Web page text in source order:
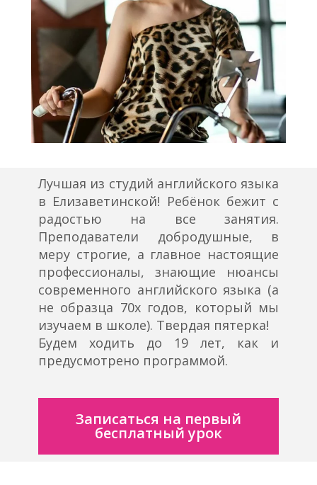
Лучшая из студий английского языка
в Елизаветинской! Ребёнок бежит с
радостью на все занятия.
Преподаватели добродушные, в
меру строгие, а главное настоящие
профессионалы, знающие нюансы
современного английского языка (а
не образца 70х годов, который мы
изучаем в школе). Твердая пятерка!
Будем ходить до 19 лет, как и
предусмотрено программой.
Записаться на первый
бесплатный урок